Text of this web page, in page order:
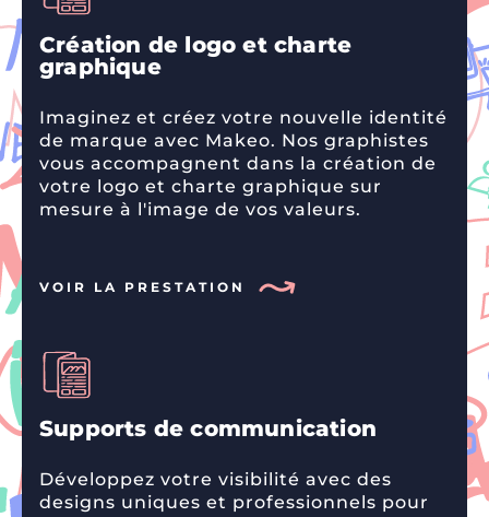
Création de logo et charte
graphique
Imaginez et créez votre nouvelle identité
de marque avec Makeo. Nos graphistes
vous accompagnent dans la création de
votre logo et charte graphique sur
mesure à l'image de vos valeurs.
VOIR LA PRESTATION
Supports de communication
Développez votre visibilité avec des
designs uniques et professionnels pour